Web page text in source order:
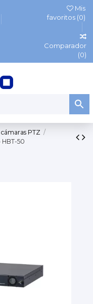
Mis
favoritos (0)
Comparador
(0)
PTZ
HBT-50